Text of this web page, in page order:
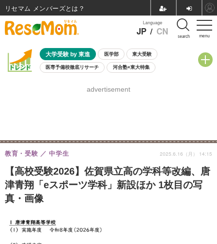
menu
Language
JP / CN search
大学受験 by 東進 医学部 東大受験
医専予備校徹底リサーチ 河合塾×東大特集
8月開催学校説明会・相談会
advertisement
【高校受験2026】佐賀県立高の学科等改編、唐
津青翔「eスポーツ学科」新設ほか 1枚目の写
真・画像
教育・受験 中学生 2025.6.16（月） 14:15
リセマム メンバーズ